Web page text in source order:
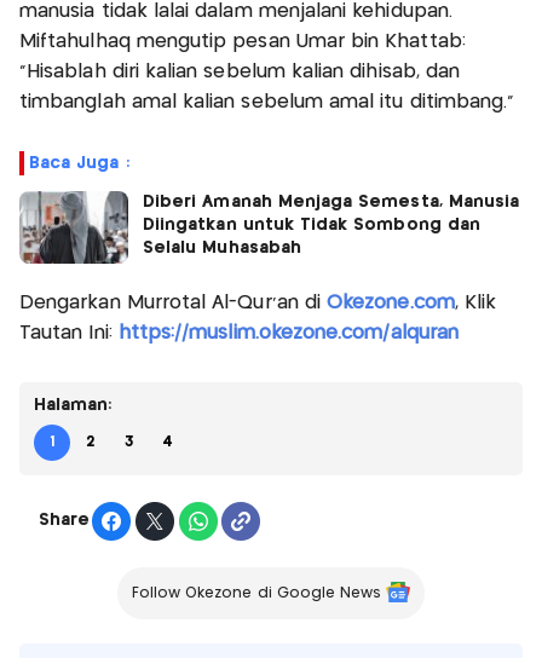
manusia tidak lalai dalam menjalani kehidupan.
Miftahulhaq mengutip pesan Umar bin Khattab:
“Hisablah diri kalian sebelum kalian dihisab, dan
timbanglah amal kalian sebelum amal itu ditimbang.”
Baca Juga :
Diberi Amanah Menjaga Semesta, Manusia
Diingatkan untuk Tidak Sombong dan
Selalu Muhasabah
Dengarkan Murrotal Al-Qur'an diOkezone.com, Klik
Tautan Ini: https://muslim.okezone.com/alquran
Halaman:
1 2 3 4
Share
Follow Okezone di Google News